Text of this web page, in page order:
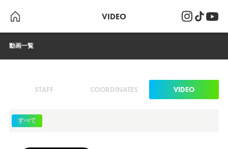
VIDEO
動画一覧
STAFF COORDINATES VIDEO
すべて